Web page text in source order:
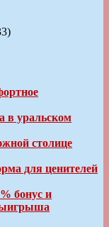
в уральском
столице
для ценителей
бонус и